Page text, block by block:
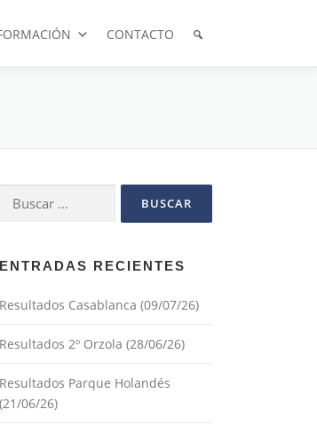
CONTACTO
ENTRADAS RECIENTES
Resultados Casablanca (09/07/26)
Resultados 2º Orzola (28/06/26)
Resultados Parque Holandés
(21/06/26)